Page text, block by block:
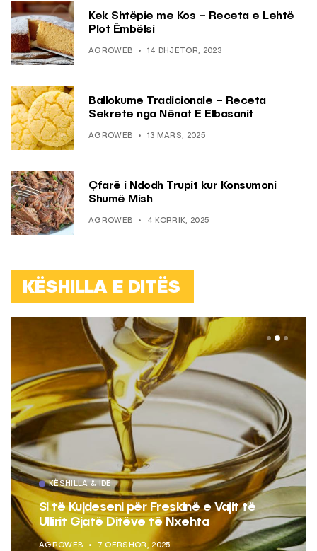
Kek Shtëpie me Kos – Receta e Lehtë
Plot Ëmbëlsi
AGROWEB 14 DHJETOR, 2023
Ballokume Tradicionale – Receta
Sekrete nga Nënat E Elbasanit
AGROWEB 13 MARS, 2025
Çfarë i Ndodh Trupit kur Konsumoni
Shumë Mish
AGROWEB 4 KORRIK, 2025
KËSHILLA E DITËS
KËSHILLA & IDE
Si të Kujdeseni për Freskinë e Vajit të
Ullirit Gjatë Ditëve të Nxehta
AGROWEB 7 QERSHOR, 2025